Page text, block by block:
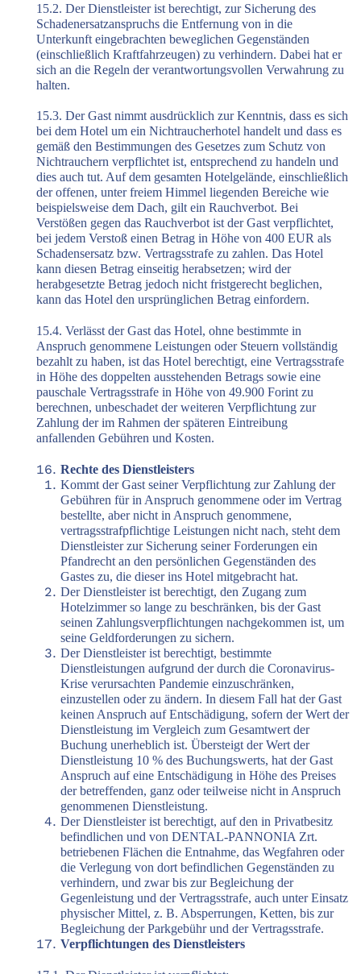
15.2. Der Dienstleister ist berechtigt, zur Sicherung des
Schadenersatzanspruchs die Entfernung von in die
Unterkunft eingebrachten beweglichen Gegenständen
(einschließlich Kraftfahrzeugen) zu verhindern. Dabei hat er
sich an die Regeln der verantwortungsvollen Verwahrung zu
halten.
15.3. Der Gast nimmt ausdrücklich zur Kenntnis, dass es sich
bei dem Hotel um ein Nichtraucherhotel handelt und dass es
gemäß den Bestimmungen des Gesetzes zum Schutz von
Nichtrauchern verpflichtet ist, entsprechend zu handeln und
dies auch tut. Auf dem gesamten Hotelgelände, einschließlich
der offenen, unter freiem Himmel liegenden Bereiche wie
beispielsweise dem Dach, gilt ein Rauchverbot. Bei
Verstößen gegen das Rauchverbot ist der Gast verpflichtet,
bei jedem Verstoß einen Betrag in Höhe von 400 EUR als
Schadensersatz bzw. Vertragsstrafe zu zahlen. Das Hotel
kann diesen Betrag einseitig herabsetzen; wird der
herabgesetzte Betrag jedoch nicht fristgerecht beglichen,
kann das Hotel den ursprünglichen Betrag einfordern.
15.4. Verlässt der Gast das Hotel, ohne bestimmte in
Anspruch genommene Leistungen oder Steuern vollständig
bezahlt zu haben, ist das Hotel berechtigt, eine Vertragsstrafe
in Höhe des doppelten ausstehenden Betrags sowie eine
pauschale Vertragsstrafe in Höhe von 49.900 Forint zu
berechnen, unbeschadet der weiteren Verpflichtung zur
Zahlung der im Rahmen der späteren Eintreibung
anfallenden Gebühren und Kosten.
Rechte des Dienstleisters
Kommt der Gast seiner Verpflichtung zur Zahlung der
Gebühren für in Anspruch genommene oder im Vertrag
bestellte, aber nicht in Anspruch genommene,
vertragsstrafpflichtige Leistungen nicht nach, steht dem
Dienstleister zur Sicherung seiner Forderungen ein
Pfandrecht an den persönlichen Gegenständen des
Gastes zu, die dieser ins Hotel mitgebracht hat.
Der Dienstleister ist berechtigt, den Zugang zum
Hotelzimmer so lange zu beschränken, bis der Gast
seinen Zahlungsverpflichtungen nachgekommen ist, um
seine Geldforderungen zu sichern.
Der Dienstleister ist berechtigt, bestimmte
Dienstleistungen aufgrund der durch die Coronavirus-
Krise verursachten Pandemie einzuschränken,
einzustellen oder zu ändern. In diesem Fall hat der Gast
keinen Anspruch auf Entschädigung, sofern der Wert der
Dienstleistung im Vergleich zum Gesamtwert der
Buchung unerheblich ist. Übersteigt der Wert der
Dienstleistung 10 % des Buchungswerts, hat der Gast
Anspruch auf eine Entschädigung in Höhe des Preises
der betreffenden, ganz oder teilweise nicht in Anspruch
genommenen Dienstleistung.
Der Dienstleister ist berechtigt, auf den in Privatbesitz
befindlichen und von DENTAL-PANNONIA Zrt.
betriebenen Flächen die Entnahme, das Wegfahren oder
die Verlegung von dort befindlichen Gegenständen zu
verhindern, und zwar bis zur Begleichung der
Gegenleistung und der Vertragsstrafe, auch unter Einsatz
physischer Mittel, z. B. Absperrungen, Ketten, bis zur
Begleichung der Parkgebühr und der Vertragsstrafe.
Verpflichtungen des Dienstleisters